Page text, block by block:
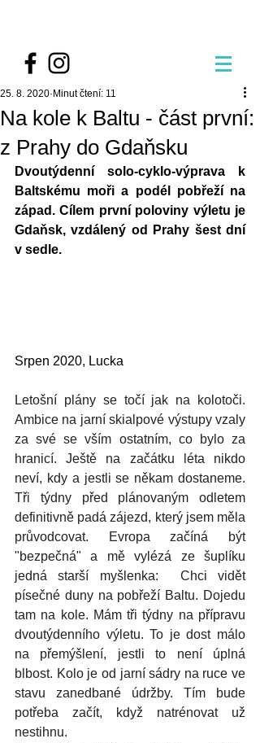
Na kole k Baltu - část první:
z Prahy do Gdaňsku
25. 8. 2020 Minut čtení: 11
Dvoutýdenní solo-cyklo-výprava k
Baltskému moři a podél pobřeží na
západ. Cílem první poloviny výletu je
Gdaňsk, vzdálený od Prahy šest dní
v sedle.
Srpen 2020, Lucka
Letošní plány se točí jak na kolotoči.
Ambice na jarní skialpové výstupy vzaly
za své se vším ostatním, co bylo za
hranicí. Ještě na začátku léta nikdo
neví, kdy a jestli se někam dostaneme.
Tři týdny před plánovaným odletem
definitivně padá zájezd, který jsem měla
průvodcovat. Evropa začíná být
"bezpečná" a mě vylézá ze šuplíku
jedná starší myšlenka:  Chci vidět
písečné duny na pobřeží Baltu. Dojedu
tam na kole. Mám tři týdny na přípravu
dvoutýdenního výletu. To je dost málo
na přemýšlení, jestli to není úplná
blbost. Kolo je od jarní sádry na ruce ve
stavu zanedbané údržby. Tím bude
potřeba začít, když natrénovat už
nestihnu.